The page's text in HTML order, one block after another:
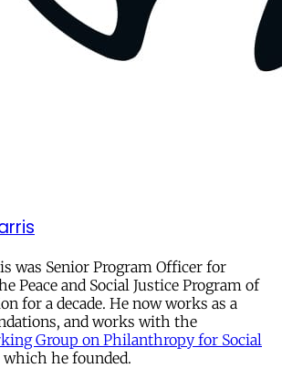
was Senior Program Officer for
Peace and Social Justice Program of
for a decade. He now works as a
and works with the
Group on Philanthropy for Social
which he founded.